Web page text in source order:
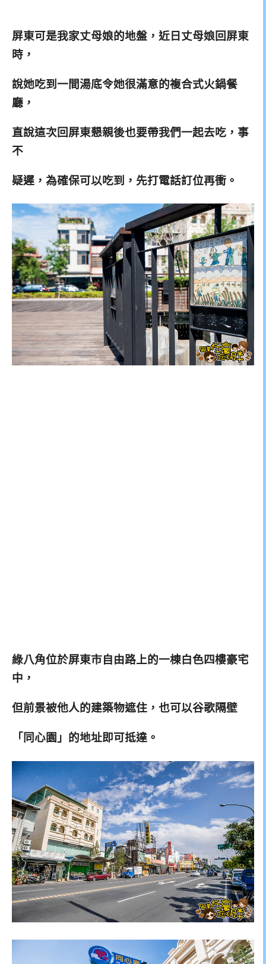
屏東可是我家丈母娘的地盤，近日丈母娘回屏東
時，
說她吃到一間湯底令她很滿意的複合式火鍋餐
廳，
直說這次回屏東懇親後也要帶我們一起去吃，事
不
疑遲，為確保可以吃到，先打電話訂位再衝。
綠八角位於屏東市自由路上的一棟白色四樓豪宅
中，
但前景被他人的建築物遮住，也可以谷歌隔壁
「同心園」的地址即可抵達。